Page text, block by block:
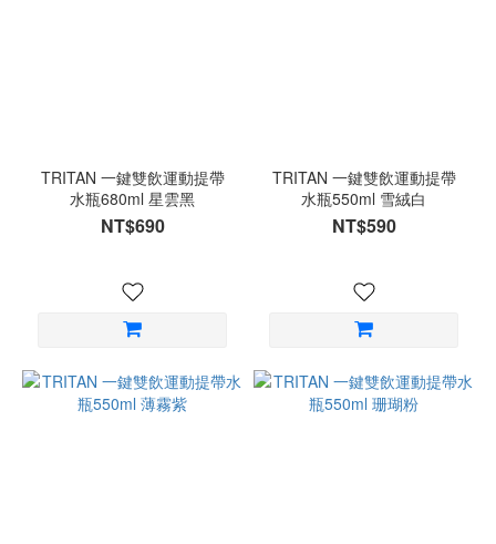
TRITAN 一鍵雙飲運動提帶
水瓶680ml 星雲黑
NT$690
TRITAN 一鍵雙飲運動提帶
水瓶550ml 雪絨白
NT$590